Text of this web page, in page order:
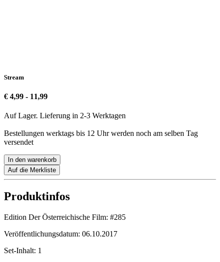
Stream
€ 4,99 - 11,99
Auf Lager. Lieferung in 2-3 Werktagen
Bestellungen werktags bis 12 Uhr werden noch am selben Tag
versendet
In den warenkorb
Auf die Merkliste
Produktinfos
Edition Der Österreichische Film: #285
Veröffentlichungsdatum: 06.10.2017
Set-Inhalt: 1